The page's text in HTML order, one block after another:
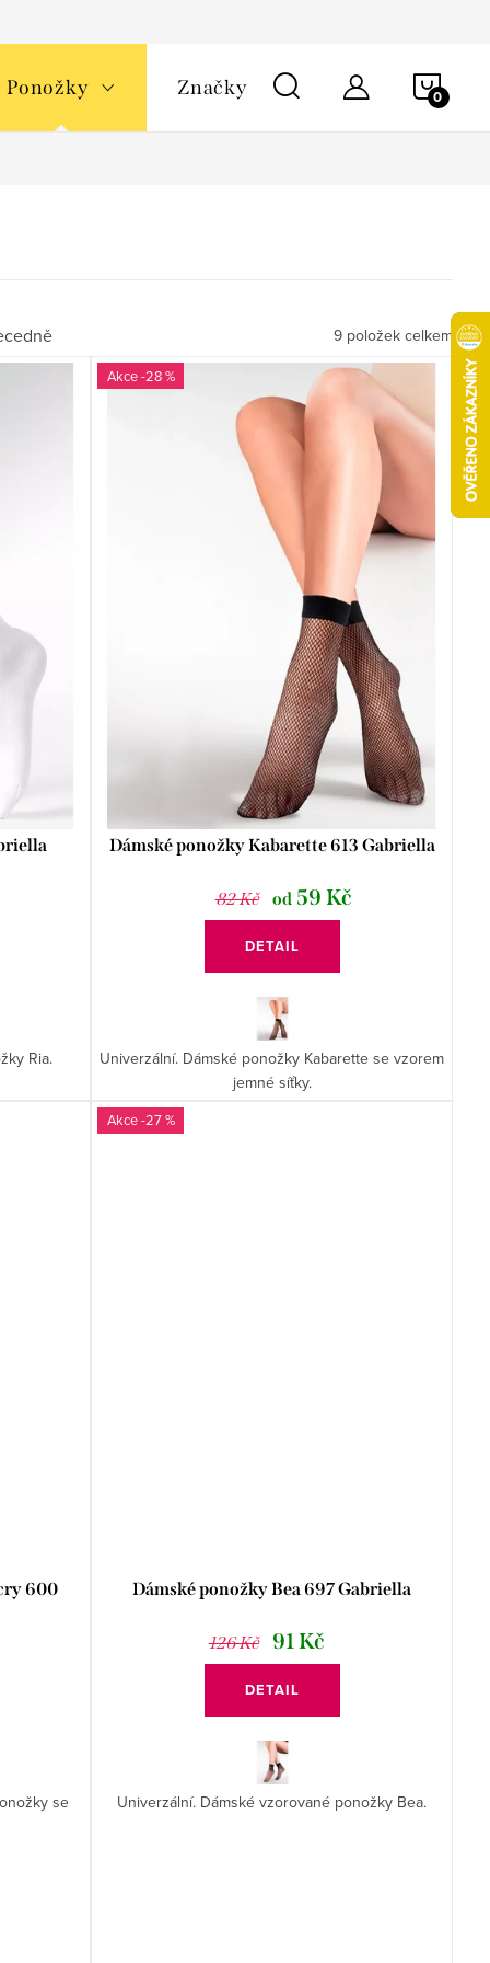
Ponožky Značky
9 položek celkem
Ria.
-28 %
Dámské ponožky Kabarette 613 Gabriella
82 Kč od 59 Kč
DETAIL
Univerzální. Dámské ponožky Kabarette se vzorem
jemné síťky.
600
se
-27 %
Dámské ponožky Bea 697 Gabriella
126 Kč 91 Kč
DETAIL
Univerzální. Dámské vzorované ponožky Bea.